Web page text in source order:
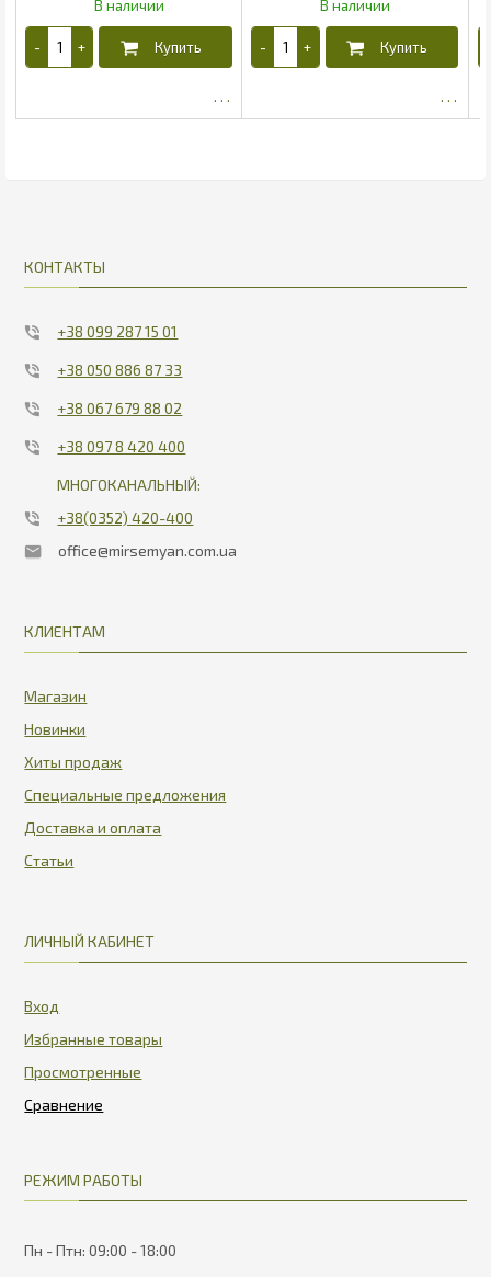
КОНТАКТЫ
+38 099 287 15 01
+38 050 886 87 33
+38 067 679 88 02
+38 097 8 420 400
МНОГОКАНАЛЬНЫЙ:
+38(0352) 420-400
office@mirsemyan.com.ua
КЛИЕНТАМ
Магазин
Новинки
Хиты продаж
Специальные предложения
Доставка и оплата
Статьи
ЛИЧНЫЙ КАБИНЕТ
Вход
Избранные товары
Просмотренные
РЕЖИМ РАБОТЫ
Пн - Птн: 09:00 - 18:00